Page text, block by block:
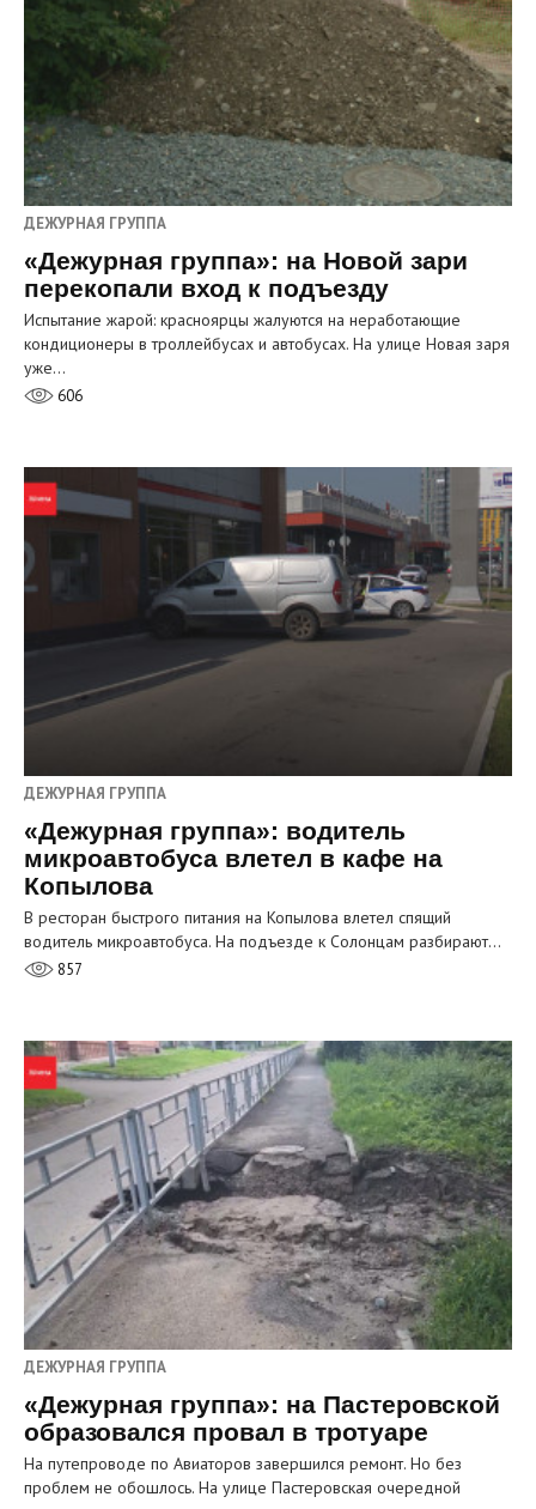
ДЕЖУРНАЯ ГРУППА
«Дежурная группа»: на Новой зари
перекопали вход к подъезду
Испытание жарой: красноярцы жалуются на неработающие
кондиционеры в троллейбусах и автобусах. На улице Новая заря
уже…
606
ДЕЖУРНАЯ ГРУППА
«Дежурная группа»: водитель
микроавтобуса влетел в кафе на
Копылова
В ресторан быстрого питания на Копылова влетел спящий
водитель микроавтобуса. На подъезде к Солонцам разбирают…
857
ДЕЖУРНАЯ ГРУППА
«Дежурная группа»: на Пастеровской
образовался провал в тротуаре
На путепроводе по Авиаторов завершился ремонт. Но без
проблем не обошлось. На улице Пастеровская очередной